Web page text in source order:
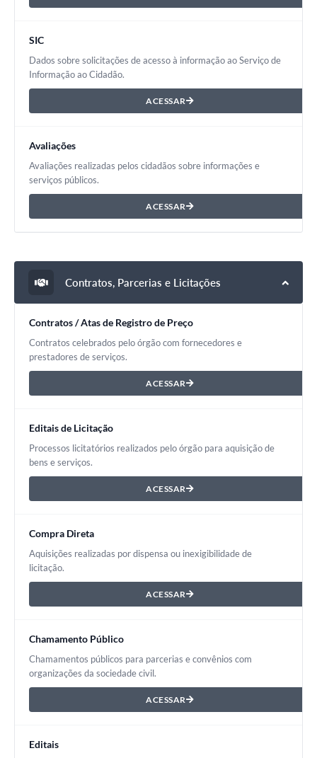
SIC
Dados sobre solicitações de acesso à informação ao Serviço de
Informação ao Cidadão.
ACESSAR
Avaliações
Avaliações realizadas pelos cidadãos sobre informações e
serviços públicos.
ACESSAR
Contratos, Parcerias e Licitações
Contratos / Atas de Registro de Preço
Contratos celebrados pelo órgão com fornecedores e
prestadores de serviços.
ACESSAR
Editais de Licitação
Processos licitatórios realizados pelo órgão para aquisição de
bens e serviços.
ACESSAR
Compra Direta
Aquisições realizadas por dispensa ou inexigibilidade de
licitação.
ACESSAR
Chamamento Público
Chamamentos públicos para parcerias e convênios com
organizações da sociedade civil.
ACESSAR
Editais